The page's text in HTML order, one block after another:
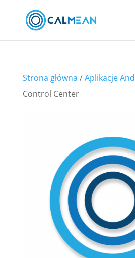
Strona główna /Aplikacje
Control Center